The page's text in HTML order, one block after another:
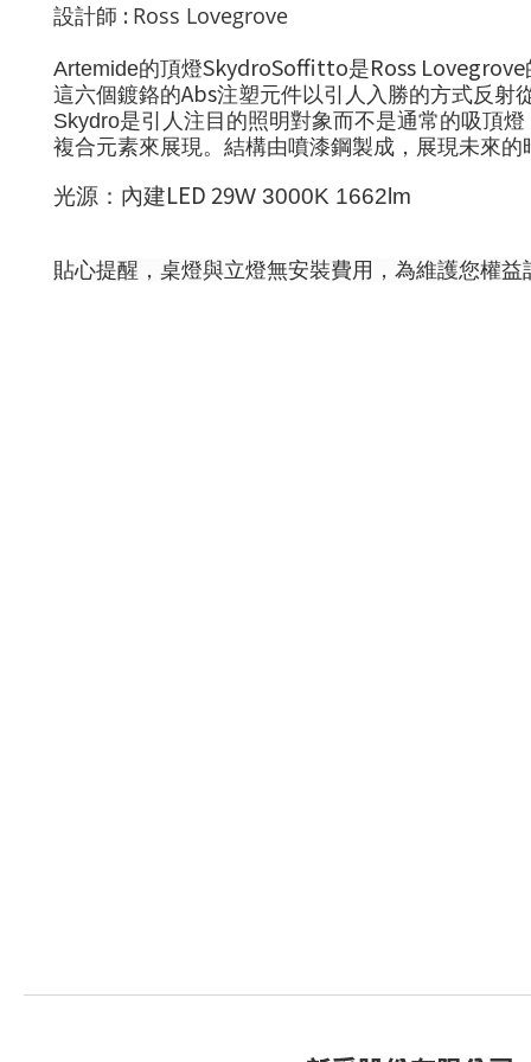
設計師 : Ross Lovegrove
Artemide的頂燈SkydroSoffitto是Ross Lovegrove
這六個鍍鉻的Abs注塑元件以引人入勝的方式反射
Skydro是引人注目的照明對象而不是通常的吸頂
複合元素來展現。結構由噴漆鋼製成，展現未來的
光源：內建LED 29W 3000K 1662lm
貼心提醒，桌燈與立燈無安裝費用，為維護您權